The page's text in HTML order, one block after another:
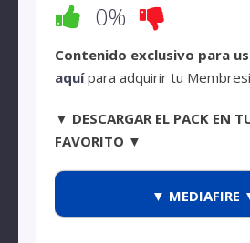
0%
Contenido exclusivo para
aquípara adquirir tu
▼ DESCARGAR EL PACK EN
FAVORITO ▼
▼ MEDIAFIRE